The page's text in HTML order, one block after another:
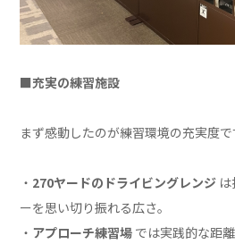
■充実の練習施設
まず感動したのが練習環境の充実度で
・ 270ヤードのドライビングレンジ
ーを思い切り振れる広さ。
・ アプローチ練習場 では実践的な距